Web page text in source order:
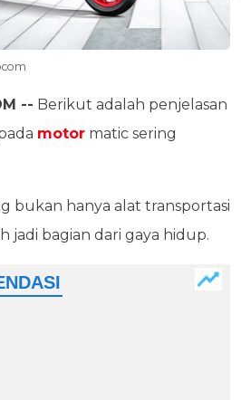
-- Berikut adalah penjelasan
motor matic sering
bukan hanya alat transportasi
jadi bagian dari gaya hidup.